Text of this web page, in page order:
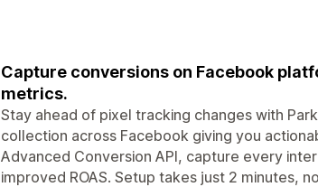
Capture conversions on Facebook
metrics.
Stay ahead of pixel tracking changes with
collection across Facebook giving you
Advanced Conversion API, capture every
improved ROAS. Setup takes just 2 minutes,